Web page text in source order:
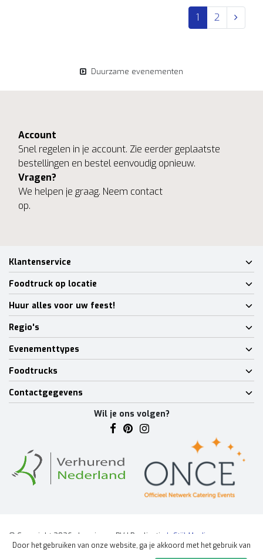
1 2
Duurzame evenementen
Account
Snel regelen in je account. Zie eerder geplaatste
bestellingen en bestel eenvoudig opnieuw.
Vragen?
We helpen je graag. Neem contact
op.
Klantenservice
Foodtruck op locatie
Huur alles voor uw feest!
Regio's
Evenementtypes
Foodtrucks
Contactgegevens
Wil je ons volgen?
© Copyright 2026 - Lumineux BV | Realisatie
InStijl Media
Algemene voorwaarden|Disclaimer|Privacy Policy|Sitemap |
Door het gebruiken van onze website, ga je akkoord met het gebruik van